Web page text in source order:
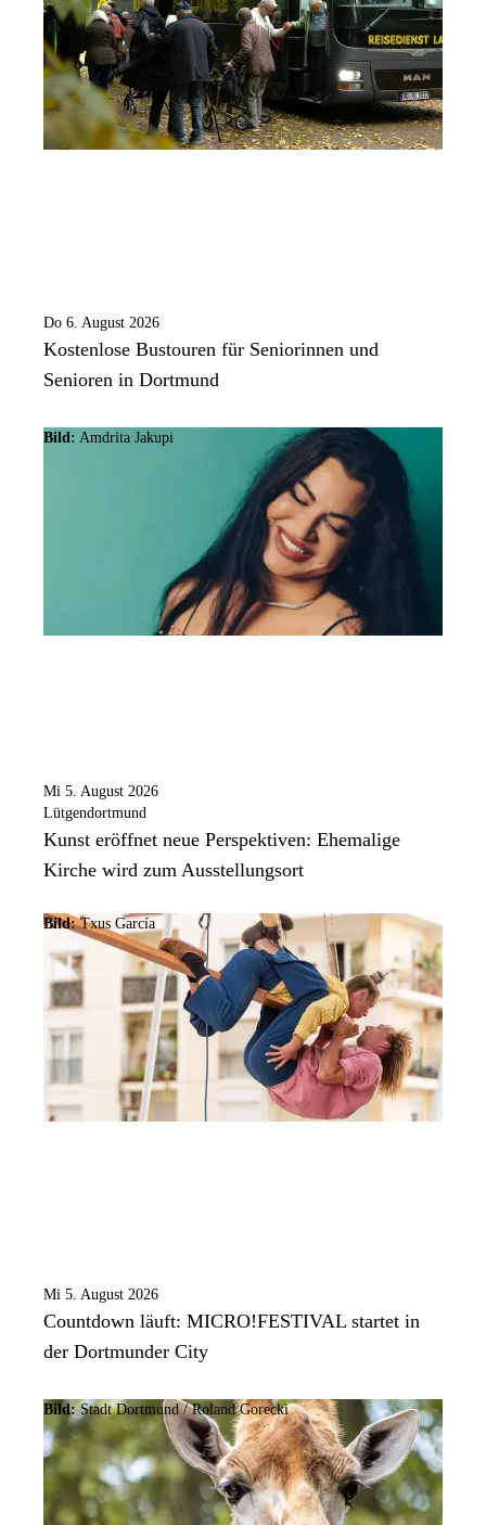
Do 6. August 2026
Kostenlose Bustouren für Seniorinnen und
Senioren in Dortmund
Bild: Amdrita Jakupi
Mi 5. August 2026
Lütgendortmund
Kunst eröffnet neue Perspektiven: Ehemalige
Kirche wird zum Ausstellungsort
Bild: Txus García
Mi 5. August 2026
Countdown läuft: MICRO!FESTIVAL startet in
der Dortmunder City
Bild:Stadt Dortmund / Roland Gorecki